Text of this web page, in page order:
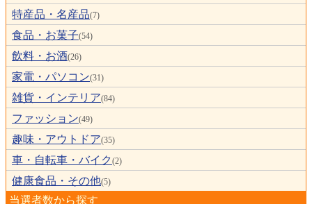
特産品・名産品(7)
食品・お菓子(54)
飲料・お酒(26)
家電・パソコン(31)
雑貨・インテリア(84)
ファッション(49)
趣味・アウトドア(35)
車・自転車・バイク (2)
健康食品・その他(5)
当選者数から探す